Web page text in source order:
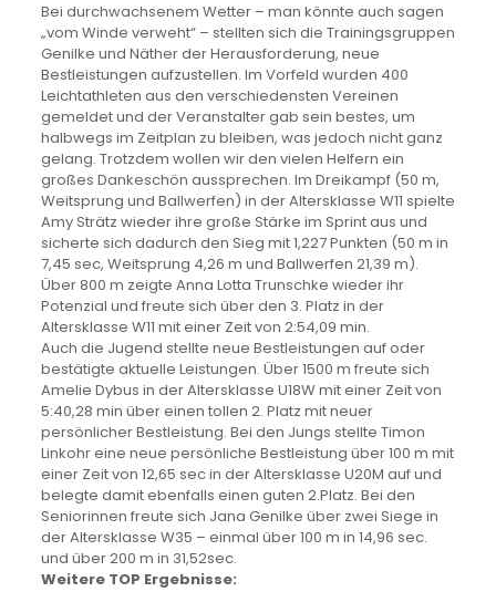
Bei durchwachsenem Wetter – man könnte auch sagen
„vom Winde verweht“ – stellten sich die Trainingsgruppen
Genilke und Näther der Herausforderung, neue
Bestleistungen aufzustellen. Im Vorfeld wurden 400
Leichtathleten aus den verschiedensten Vereinen
gemeldet und der Veranstalter gab sein bestes, um
halbwegs im Zeitplan zu bleiben, was jedoch nicht ganz
gelang. Trotzdem wollen wir den vielen Helfern ein
großes Dankeschön aussprechen. Im Dreikampf (50 m,
Weitsprung und Ballwerfen) in der Altersklasse W11 spielte
Amy Strätz wieder ihre große Stärke im Sprint aus und
sicherte sich dadurch den Sieg mit 1,227 Punkten (50 m in
7,45 sec, Weitsprung 4,26 m und Ballwerfen 21,39 m).
Über 800 m zeigte Anna Lotta Trunschke wieder ihr
Potenzial und freute sich über den 3. Platz in der
Altersklasse W11 mit einer Zeit von 2:54,09 min.
Auch die Jugend stellte neue Bestleistungen auf oder
bestätigte aktuelle Leistungen. Über 1500 m freute sich
Amelie Dybus in der Altersklasse U18W mit einer Zeit von
5:40,28 min über einen tollen 2. Platz mit neuer
persönlicher Bestleistung. Bei den Jungs stellte Timon
Linkohr eine neue persönliche Bestleistung über 100 m mit
einer Zeit von 12,65 sec in der Altersklasse U20M auf und
belegte damit ebenfalls einen guten 2.Platz. Bei den
Seniorinnen freute sich Jana Genilke über zwei Siege in
der Altersklasse W35 – einmal über 100 m in 14,96 sec.
und über 200 m in 31,52sec.
Weitere TOP Ergebnisse: